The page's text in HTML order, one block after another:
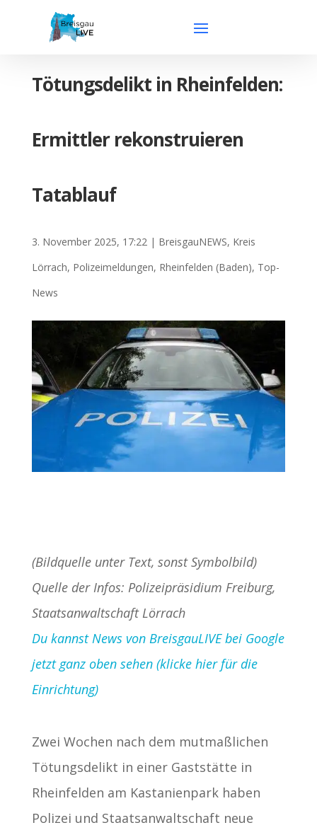
Tötungsdelikt in Rheinfelden:
Ermittler rekonstruieren
Tatablauf
3. November 2025, 17:22| BreisgauNEWS, Kreis
Lörrach, Polizeimeldungen, Rheinfelden (Baden), Top-
News
(Bildquelle unter Text, sonst Symbolbild)
Quelle der Infos: Polizeipräsidium Freiburg,
Staatsanwaltschaft Lörrach
Du kannst News von BreisgauLIVE bei Google
jetzt ganz oben sehen (klicke hier für die
Einrichtung)
Zwei Wochen nach dem mutmaßlichen
Tötungsdelikt in einer Gaststätte in
Rheinfelden am Kastanienpark haben
Polizei und Staatsanwaltschaft neue